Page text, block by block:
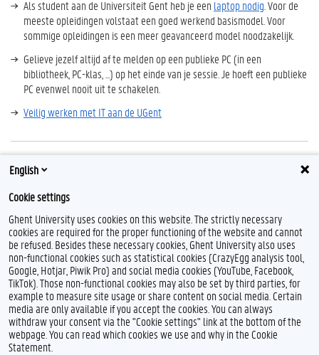
Als student aan de Universiteit Gent heb je een laptop nodig . Voor de
meeste opleidingen volstaat een goed werkend basismodel. Voor
sommige opleidingen is een meer geavanceerd model noodzakelijk.
Gelieve jezelf altijd af te melden op een publieke PC (in een
bibliotheek, PC-klas, ...) op het einde van je sessie. Je hoeft een publieke
PC evenwel nooit uit te schakelen.
Veilig werken met IT aan de UGent
ICT-problemen?
ContacteerICT Helpme
English
Cookie settings
Ghent University uses cookies on this website. The strictly necessary
cookies are required for the proper functioning of the website and cannot
be refused. Besides these necessary cookies, Ghent University also uses
non-functional cookies such as statistical cookies (CrazyEgg analysis tool,
Google, Hotjar, Piwik Pro) and social media cookies (YouTube, Facebook,
TikTok). Those non-functional cookies may also be set by third parties, for
example to measure site usage or share content on social media. Certain
media are only available if you accept the cookies. You can always
withdraw your consent via the "Cookie settings" link at the bottom of the
webpage. You can read which cookies we use and why in the Cookie
Statement.